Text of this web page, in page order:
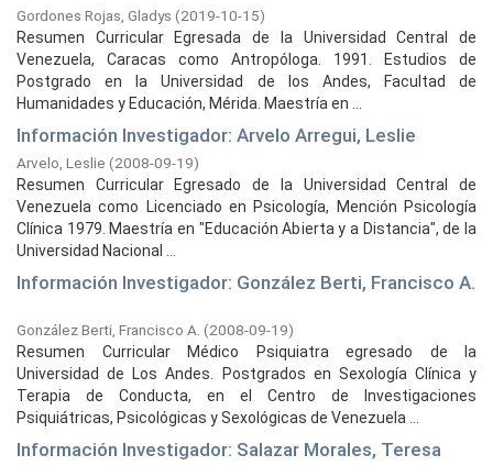
Gordones Rojas, Gladys (2019-10-15)
Resumen Curricular Egresada de la Universidad Central de
Venezuela, Caracas como Antropóloga. 1991. Estudios de
Postgrado en la Universidad de los Andes, Facultad de
Humanidades y Educación, Mérida. Maestría en ...
Información Investigador: Arvelo Arregui, Leslie
Arvelo, Leslie (2008-09-19)
Resumen Curricular Egresado de la Universidad Central de
Venezuela como Licenciado en Psicología, Mención Psicología
Clínica 1979. Maestría en "Educación Abierta y a Distancia", de la
Universidad Nacional ...
Información Investigador: González Berti, Francisco A.
González Berti, Francisco A. (2008-09-19)
Resumen Curricular Médico Psiquiatra egresado de la
Universidad de Los Andes. Postgrados en Sexología Clínica y
Terapia de Conducta, en el Centro de Investigaciones
Psiquiátricas, Psicológicas y Sexológicas de Venezuela ...
Información Investigador: Salazar Morales, Teresa